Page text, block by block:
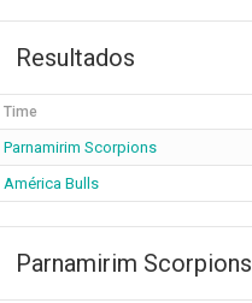
Resultados
Time
Parnamirim Scorpions
América Bulls
Parnamirim Scorpions